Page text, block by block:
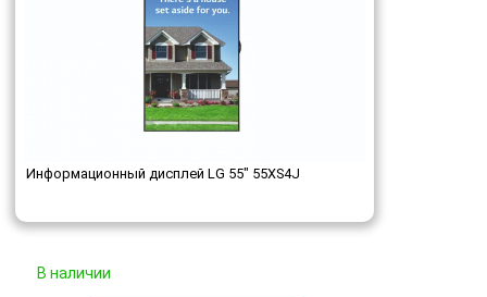
Информационный дисплей LG 55" 55XS4J
В наличии